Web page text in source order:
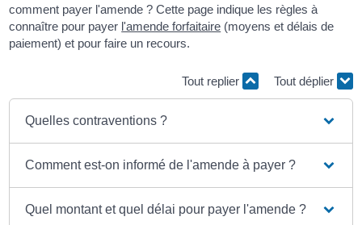
comment payer l'amende ? Cette page indique les règles à
connaître pour payer l'amende forfaitaire (moyens et délais de
paiement) et pour faire un recours.
Tout replier Tout déplier
Quelles contraventions ?
Comment est-on informé de l'amende à payer ?
Quel montant et quel délai pour payer l'amende ?